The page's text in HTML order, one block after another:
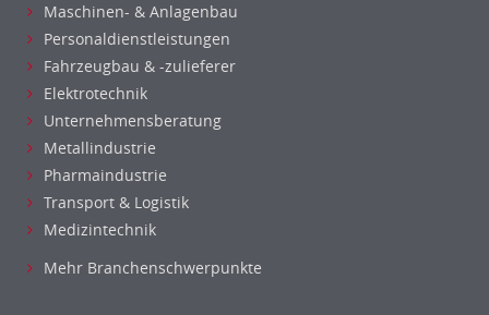
Maschinen- & Anlagenbau
Personaldienstleistungen
Fahrzeugbau & -zulieferer
Elektrotechnik
Unternehmensberatung
Metallindustrie
Pharmaindustrie
Transport & Logistik
Medizintechnik
Mehr Branchenschwerpunkte